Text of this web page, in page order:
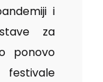
i
za
ponovo